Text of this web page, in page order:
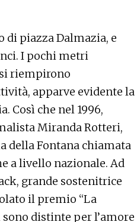
di piazza Dalmazia, e
I pochi metri
riempirono
apparve evidente la
Così che nel 1996,
Miranda Rotteri,
della Fontana chiamata
a livello nazionale. Ad
grande sostenitrice
il premio “La
distinte per l’amore